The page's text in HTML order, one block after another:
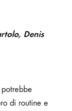
Denis
di routine e